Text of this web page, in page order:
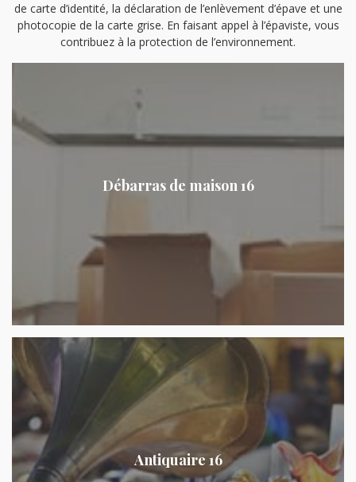
de carte d’identité, la déclaration de l’enlèvement d’épave et une
photocopie de la carte grise. En faisant appel à l’épaviste, vous
contribuez à la protection de l’environnement.
Débarras de maison 16
Antiquaire 16